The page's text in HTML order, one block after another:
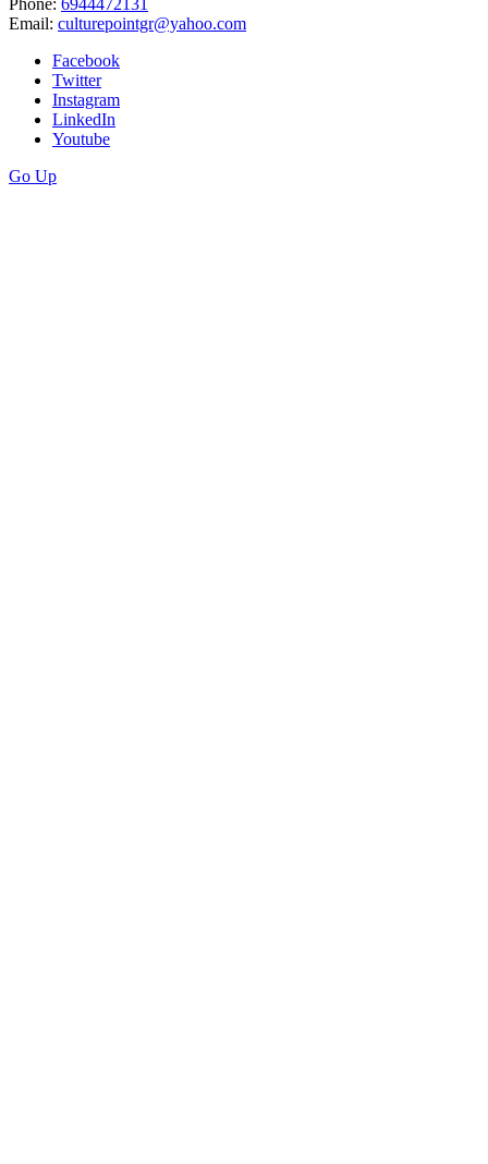
Phone: 6944472131
Email: culturepointgr@yahoo.com
Facebook
Twitter
Instagram
LinkedIn
Youtube
Go Up